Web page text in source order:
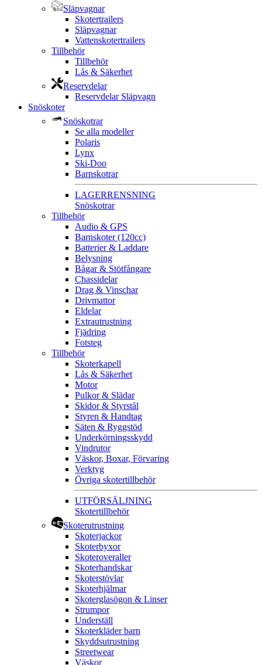
Släpvagnar
Skotertrailers
Släpvagnar
Vattenskotertrailers
Tillbehör
Tillbehör
Lås & Säkerhet
Reservdelar
Reservdelar Släpvagn
Snöskoter
Snöskotrar
Se alla modeller
Polaris
Lynx
Ski-Doo
Barnskotrar
LAGERRENSNING
Snöskotrar
Tillbehör
Audio & GPS
Barnskoter (120cc)
Batterier & Laddare
Belysning
Bågar & Stötfångare
Chassidelar
Drag & Vinschar
Drivmattor
Eldelar
Extrautrustning
Fjädring
Fotsteg
Tillbehör
Skoterkapell
Lås & Säkerhet
Motor
Pulkor & Slädar
Skidor & Styrstål
Styren & Handtag
Säten & Ryggstöd
Underkörningsskydd
Vindrutor
Väskor, Boxar, Förvaring
Verktyg
Övriga skotertillbehör
UTFÖRSÄLJNING
Skotertillbehör
Skoterutrustning
Skoterjackor
Skoterbyxor
Skoteroveraller
Skoterhandskar
Skoterstövlar
Skoterhjälmar
Skoterglasögon & Linser
Strumpor
Underställ
Skoterkläder barn
Skyddsutrustning
Streetwear
Väskor